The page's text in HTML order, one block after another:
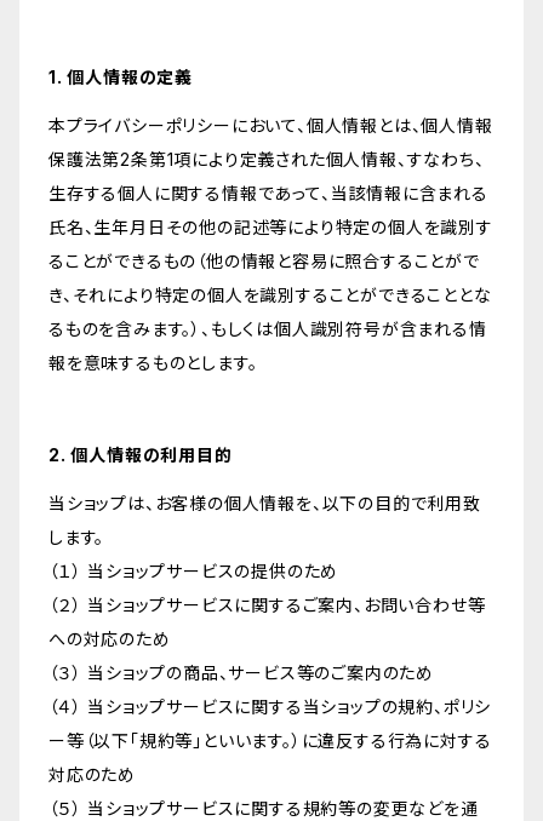
1. 個人情報の定義
本プライバシーポリシーにおいて、個人情報とは、個人情報
保護法第2条第1項により定義された個人情報、すなわち、
生存する個人に関する情報であって、当該情報に含まれる
氏名、生年月日その他の記述等により特定の個人を識別す
ることができるもの（他の情報と容易に照合することがで
き、それにより特定の個人を識別することができることとな
るものを含みます。）、もしくは個人識別符号が含まれる情
報を意味するものとします。
2. 個人情報の利用目的
当ショップは、お客様の個人情報を、以下の目的で利用致
します。
（１） 当ショップサービスの提供のため
（２） 当ショップサービスに関するご案内、お問い合わせ等
への対応のため
（３） 当ショップの商品、サービス等のご案内のため
（４） 当ショップサービスに関する当ショップの規約、ポリシ
ー等（以下「規約等」といいます。）に違反する行為に対する
対応のため
（５） 当ショップサービスに関する規約等の変更などを通